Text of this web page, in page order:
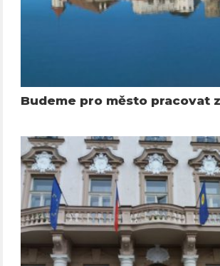
Budeme pro město pracovat